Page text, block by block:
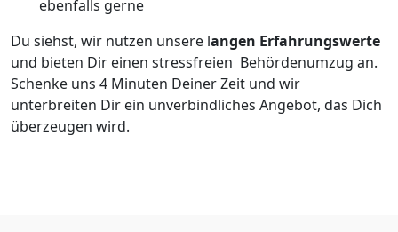
ebenfalls gerne
Du siehst, wir nutzen unsere langen Erfahrungswerte
und bieten Dir einen stressfreien Behördenumzug an.
Schenke uns 4 Minuten Deiner Zeit und wir
unterbreiten Dir ein unverbindliches Angebot, das Dich
überzeugen wird.